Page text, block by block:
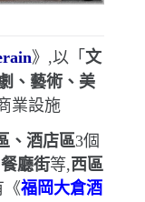
》,以「 文
、藝術、美
業設施
、酒店區3個
餐廳街等,西區
《福岡大倉酒